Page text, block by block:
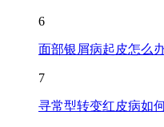
6
面部银屑病起皮怎么
7
寻常型转变红皮病如